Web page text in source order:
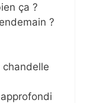
ça ?
?
chandelle